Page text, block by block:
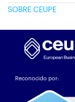
SOBRE CEUPE
Reconocido por: